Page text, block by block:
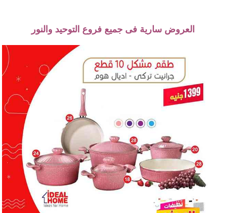
العروض سارية فى جميع فروع التوحيد والنور